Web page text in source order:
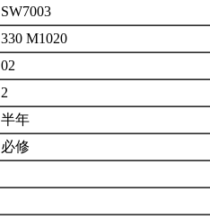
SW7003
330 M1020
02
2
半年
必修